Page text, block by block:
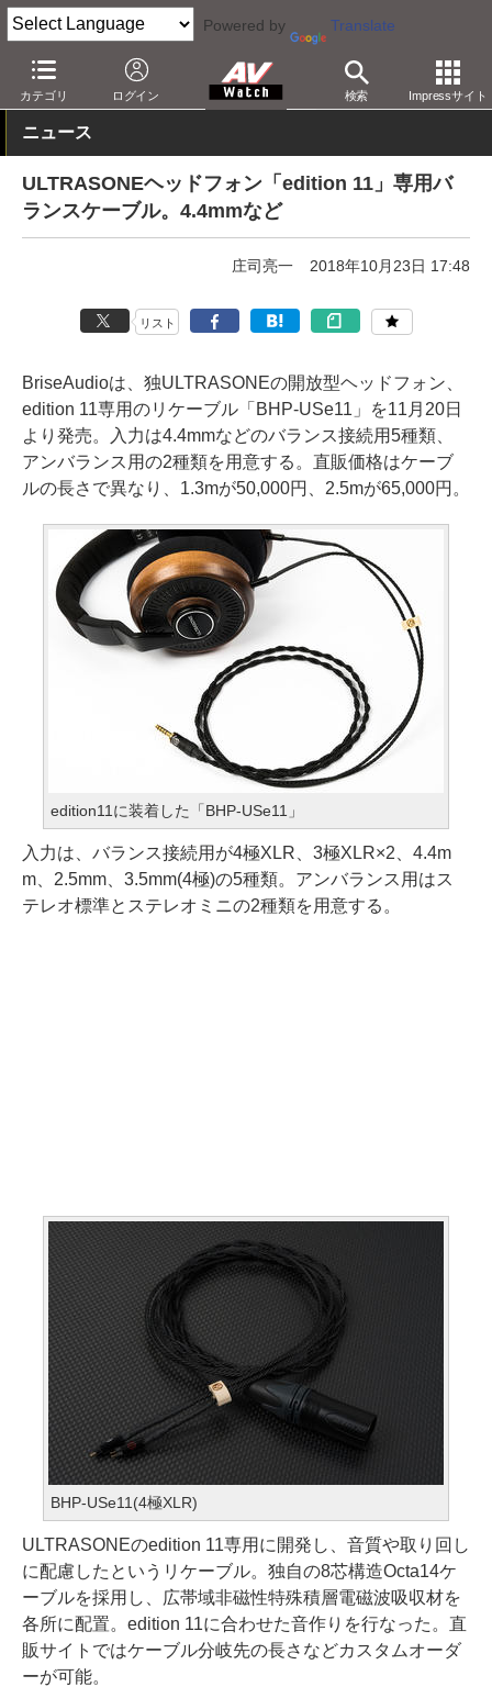
Powered by Translate
カテゴリ ログイン 検索 Impressサイト
AV Watch 製品 オーディオアクセサリ
ニュース
ULTRASONEヘッドフォン「edition 11」専用バ
ランスケーブル。4.4mmなど
庄司亮一 2018年10月23日 17:48
リスト
BriseAudioは、独ULTRASONEの開放型ヘッドフォン、
edition 11専用のリケーブル「BHP-USe11」を11月20日
より発売。入力は4.4mmなどのバランス接続用5種類、
アンバランス用の2種類を用意する。直販価格はケーブ
ルの長さで異なり、1.3mが50,000円、2.5mが65,000円。
edition11に装着した「BHP-USe11」
入力は、バランス接続用が4極XLR、3極XLR×2、4.4m
m、2.5mm、3.5mm(4極)の5種類。アンバランス用はス
テレオ標準とステレオミニの2種類を用意する。
BHP-USe11(4極XLR)
ULTRASONEのedition 11専用に開発し、音質や取り回し
に配慮したというリケーブル。独自の8芯構造Octa14ケ
ーブルを採用し、広帯域非磁性特殊積層電磁波吸収材を
各所に配置。edition 11に合わせた音作りを行なった。直
販サイトではケーブル分岐先の長さなどカスタムオーダ
ーが可能。